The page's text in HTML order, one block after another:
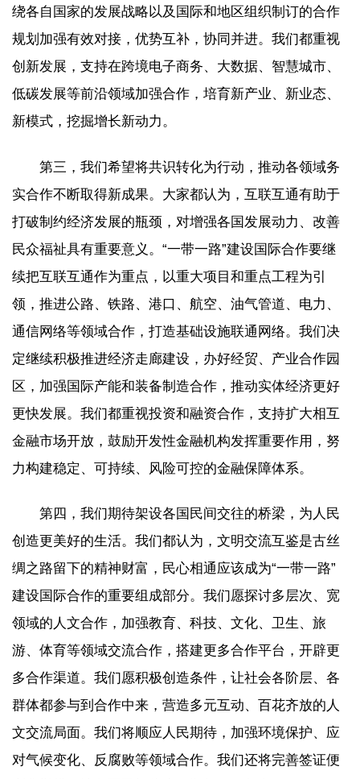
绕各自国家的发展战略以及国际和地区组织制订的合作
规划加强有效对接，优势互补，协同并进。我们都重视
创新发展，支持在跨境电子商务、大数据、智慧城市、
低碳发展等前沿领域加强合作，培育新产业、新业态、
新模式，挖掘增长新动力。
第三，我们希望将共识转化为行动，推动各领域务
实合作不断取得新成果。大家都认为，互联互通有助于
打破制约经济发展的瓶颈，对增强各国发展动力、改善
民众福祉具有重要意义。“一带一路”建设国际合作要继
续把互联互通作为重点，以重大项目和重点工程为引
领，推进公路、铁路、港口、航空、油气管道、电力、
通信网络等领域合作，打造基础设施联通网络。我们决
定继续积极推进经济走廊建设，办好经贸、产业合作园
区，加强国际产能和装备制造合作，推动实体经济更好
更快发展。我们都重视投资和融资合作，支持扩大相互
金融市场开放，鼓励开发性金融机构发挥重要作用，努
力构建稳定、可持续、风险可控的金融保障体系。
第四，我们期待架设各国民间交往的桥梁，为人民
创造更美好的生活。我们都认为，文明交流互鉴是古丝
绸之路留下的精神财富，民心相通应该成为“一带一路”
建设国际合作的重要组成部分。我们愿探讨多层次、宽
领域的人文合作，加强教育、科技、文化、卫生、旅
游、体育等领域交流合作，搭建更多合作平台，开辟更
多合作渠道。我们愿积极创造条件，让社会各阶层、各
群体都参与到合作中来，营造多元互动、百花齐放的人
文交流局面。我们将顺应人民期待，加强环境保护、应
对气候变化、反腐败等领域合作。我们还将完善签证便